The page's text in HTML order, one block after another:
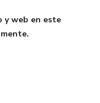
y web en este